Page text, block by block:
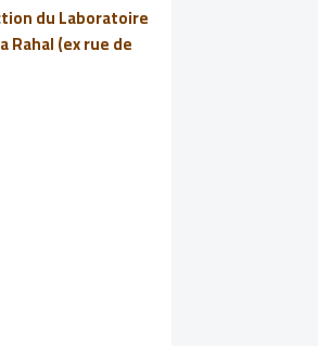
du Laboratoire
Rahal (ex rue de